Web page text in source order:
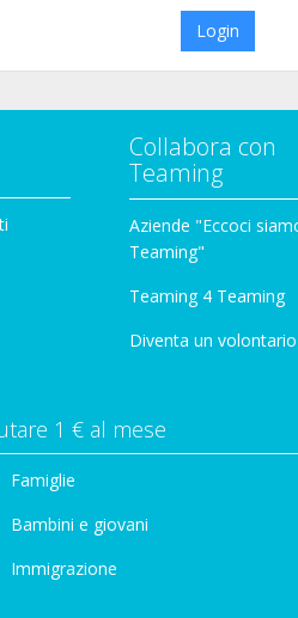
Login
Collabora con
Teaming
Aziende "Eccoci
Teaming"
Teaming 4 Teaming
Diventa un volontario
1 € al mese
Famiglie
Bambini e giovani
Immigrazione